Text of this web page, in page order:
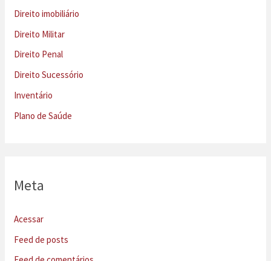
Direito imobiliário
Direito Militar
Direito Penal
Direito Sucessório
Inventário
Plano de Saúde
Meta
Acessar
Feed de posts